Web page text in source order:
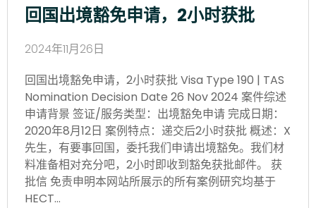
回国出境豁免申请，2小时获批
2024年11月26日
回国出境豁免申请，2小时获批 Visa Type 190 | TAS
Nomination Decision Date 26 Nov 2024 案件综述
申请背景 签证/服务类型：出境豁免申请 完成日期：
2020年8月12日 案例特点：递交后2小时获批 概述：X
先生，有要事回国，委托我们申请出境豁免。我们材
料准备相对充分吧，2小时即收到豁免获批邮件。 获
批信 免责申明本网站所展示的所有案例研究均基于
HECT…